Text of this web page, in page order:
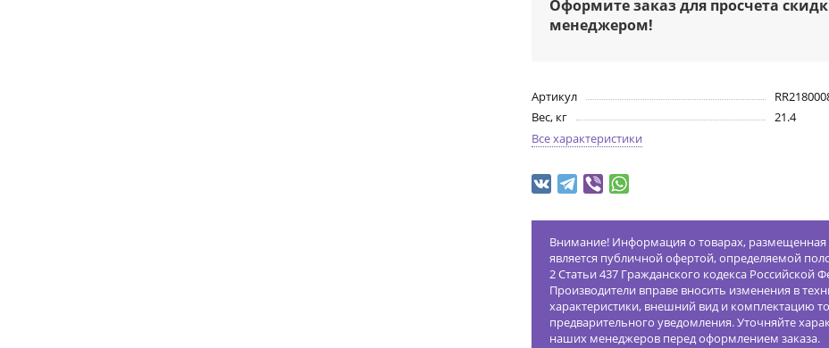
Оформите заказ для просчета
менеджером!
Артикул
Вес, кг
21.4
Все характеристики
Внимание! Информация о товарах, размещенная
является публичной офертой, определяемой
2 Статьи 437 Гражданского кодекса Российской
Производители вправе вносить изменения в
характеристики, внешний вид и комплектацию
предварительного уведомления. Уточняйте
наших менеджеров перед оформлением заказа.